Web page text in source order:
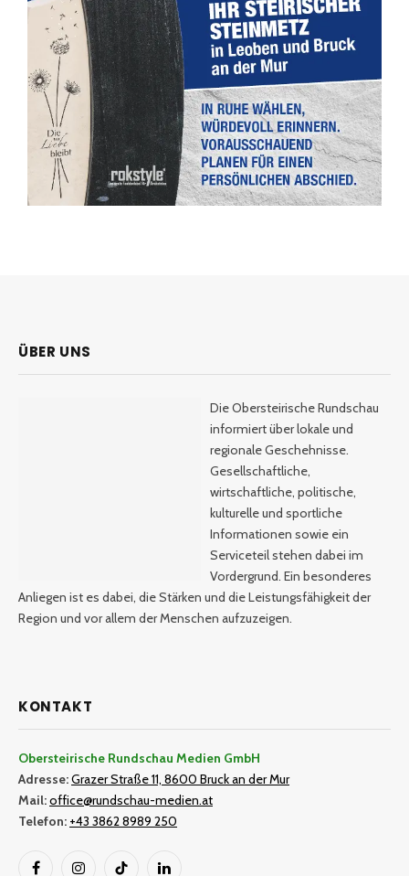
ÜBER UNS
Die Obersteirische Rundschau
informiert über lokale und
regionale Geschehnisse.
Gesellschaftliche,
wirtschaftliche, politische,
kulturelle und sportliche
Informationen sowie ein
Serviceteil stehen dabei im
Vordergrund. Ein besonderes
Anliegen ist es dabei, die Stärken und die Leistungsfähigkeit der
Region und vor allem der Menschen aufzuzeigen.
KONTAKT
Obersteirische Rundschau Medien GmbH
Adresse:Grazer Straße 11, 8600 Bruck an der Mur
Mail:office@rundschau-medien.at
Telefon: +43 3862 8989 250